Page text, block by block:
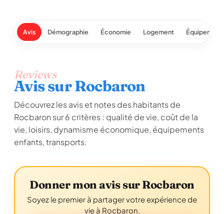
Avis Démographie Économie Logement
Reviews
Avis sur Rocbaron
Découvrez les avis et notes des habitants de
Rocbaron sur 6 critères : qualité de vie, coût de la
vie, loisirs, dynamisme économique, équipements
enfants, transports.
Donner mon avis sur Rocbaron
Soyez le premier à partager votre expérience de
vie à Rocbaron.